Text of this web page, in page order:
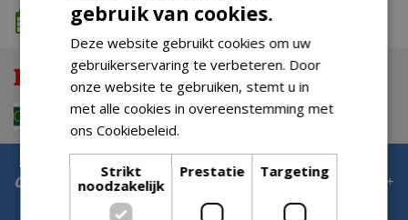
We komen wanneer het jou uitkomt
Contact
gebruik van cookies.
Deze website gebruikt cookies om uw
gebruikerservaring te verbeteren. Door
onze website te gebruiken, stemt u in
met alle cookies in overeenstemming met
ons Cookiebeleid.
Strikt
noodzakelijk
Prestatie Targeting